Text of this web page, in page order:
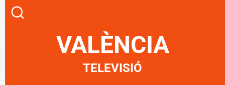
VALÈNCIA
TELEVISIÓ